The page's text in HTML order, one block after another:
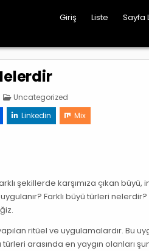
Giriş Liste Sayfa
Buyu
Cesitleri
Posted
Uncategorized
Linkedin Mix
şekillerde karşımıza çıkan büyü,
Farklı büyü türleri nelerdir?
ritüel ve uygulamalardır. Bu
arasında en yaygın olanları